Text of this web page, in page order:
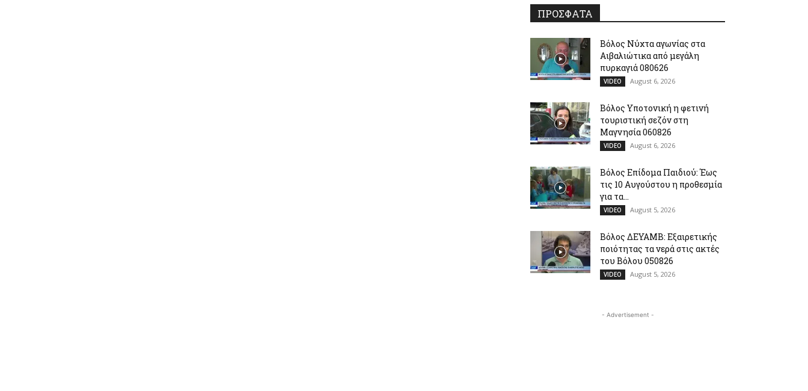
ΠΡΟΣΦΑΤΑ
Βόλος Νύχτα αγωνίας στα
Αιβαλιώτικα από μεγάλη
πυρκαγιά 080626
VIDEO August 6, 2026
Βόλος Υποτονική η φετινή
τουριστική σεζόν στη
Μαγνησία 060826
VIDEO August 6, 2026
Βόλος Επίδομα Παιδιού: Έως
τις 10 Αυγούστου η προθεσμία
για τα...
VIDEO August 5, 2026
Βόλος ΔΕΥΑΜΒ: Εξαιρετικής
ποιότητας τα νερά στις ακτές
του Βόλου 050826
VIDEO August 5, 2026
- Advertisement -